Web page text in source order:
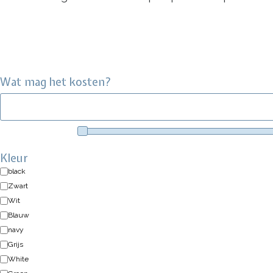
Wat mag het kosten?
Kleur
black
Zwart
Wit
Blauw
navy
Grijs
White